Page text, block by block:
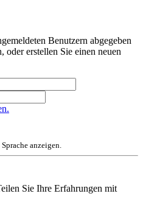
Benutzern abgegeben
erstellen Sie einen neuen
anzeigen.
Sie Ihre Erfahrungen mit